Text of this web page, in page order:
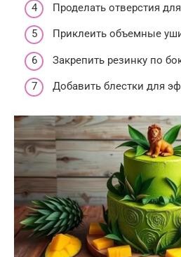
Проделать отверстия
Приклеить объемные
Закрепить резинку по
Добавить блестки для